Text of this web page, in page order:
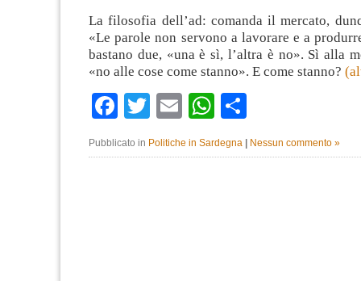
La filosofia dell’ad: comanda il mercato,
«Le parole non servono a lavorare e a
bastano due, «una è sì, l’altra è no». Sì alla
«no alle cose come stanno». E come stanno?
Facebook
TwitterEmailWhatsApp
Pubblicato in Politiche in Sardegna Nessun commento »